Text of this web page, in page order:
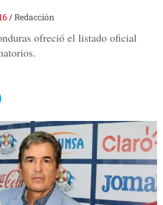
/Redacción
ofreció el listado oficial